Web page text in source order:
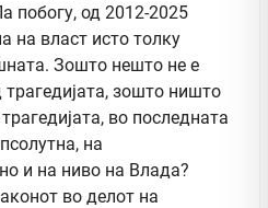
побогу, од 2012-2025
на власт исто толку
Зошто нешто не е
трагедијата, зошто ништо
во последната
на
и на ниво на Влада?
во делот на